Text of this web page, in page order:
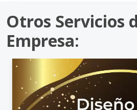
Otros Servicios
Empresa: